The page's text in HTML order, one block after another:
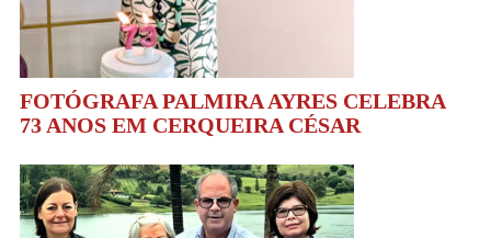
FOTÓGRAFA PALMIRA AYRES CELEBRA
73 ANOS EM CERQUEIRA CÉSAR